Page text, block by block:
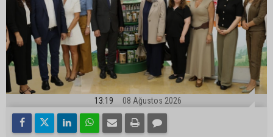
13:19 08 Ağustos 2026